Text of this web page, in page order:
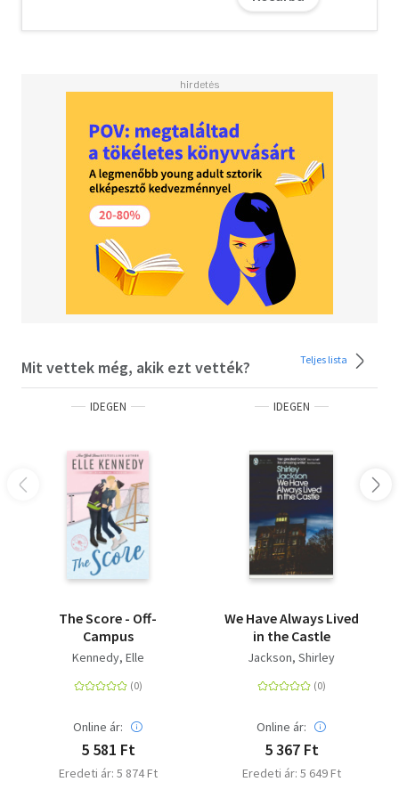
know of any other writer who has done as much with
Mit vettek még, akik ezt vették? Teljes lista
IDEGEN
The Score - Off-
Campus
Kennedy, Elle
Online ár:
5 581 Ft
Eredeti ár: 5 874 Ft
IDEGEN
We Have Always Lived
in the Castle
Jackson, Shirley
Online ár:
5 367 Ft
Eredeti ár: 5 649 Ft